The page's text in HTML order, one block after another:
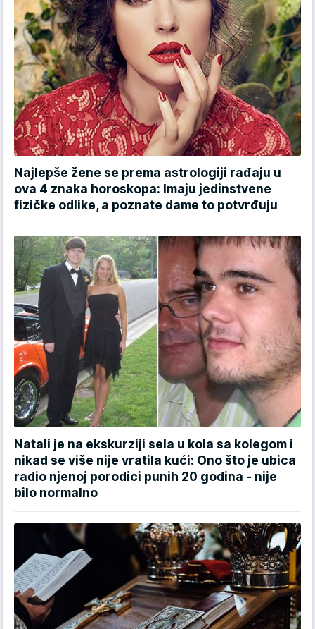
Najlepše žene se prema astrologiji rađaju u
ova 4 znaka horoskopa: Imaju jedinstvene
fizičke odlike, a poznate dame to potvrđuju
Natali je na ekskurziji sela u kola sa kolegom i
nikad se više nije vratila kući: Ono što je ubica
radio njenoj porodici punih 20 godina - nije
bilo normalno